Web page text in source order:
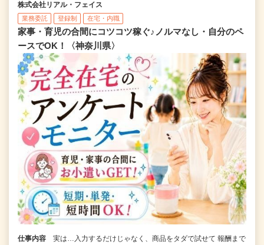
株式会社リアル・フェイス
業務委託 登録制 在宅・内職
家事・育児の合間にコツコツ稼ぐ♪ノルマなし・自分のペ
ースでOK！〈神奈川県〉
仕事内容
実は…入力するだけじゃなく、商品をタダで試せて 報酬まで